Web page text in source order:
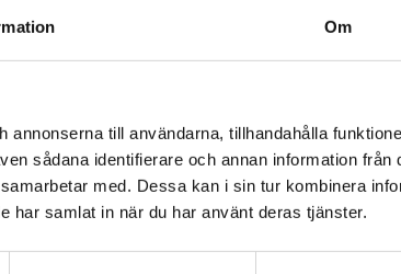
Om
till användarna, tillhandahålla
sådana identifierare och annan information från
med. Dessa kan i sin tur kombinera
har samlat in när du har använt deras tjänster.
studentlitteratur.se via en
inte leveranser utanför
ett köp måste
Läs mer